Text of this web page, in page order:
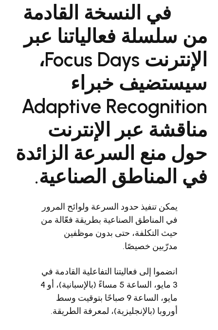
في النسخة القادمة
فعالياتنا عبر
الإنترنت Focus Days،
خبراء
Adaptive
عبر الإنترنت
السرعة الزائدة
الصناعية.
تنفيذ حدود السرعة ولوائح المرور
المناطق الصناعية بطريقة فعّالة من
التكلفة، حتى بدون موظفين
خصيصًا.
إلى فعاليتنا التفاعلية القادمة في
3 مايو، الساعة 5 مساءً (بالإسبانية)، أو 4
مايو، الساعة 9 صباحًا بتوقيت وسط
(بالإنجليزية)، لمعرفة الطريقة.